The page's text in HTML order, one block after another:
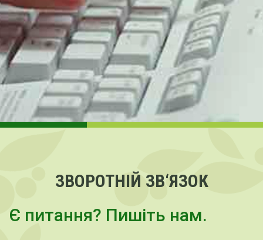
ЗВОРОТНІЙ ЗВ‘ЯЗОК
Є питання? Пишіть нам.